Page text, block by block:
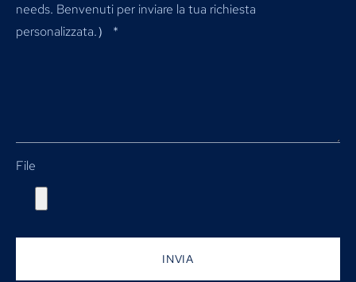
needs. Benvenuti per inviare la tua richiesta
personalizzata.）
*
File
INVIA